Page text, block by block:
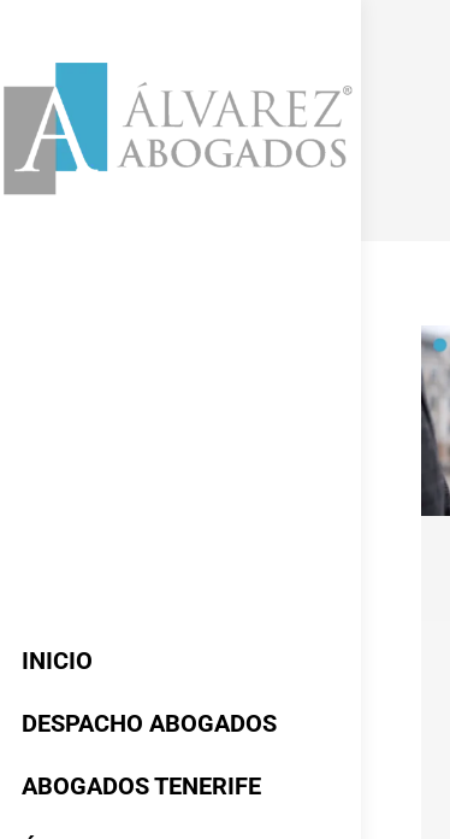
INICIO
DESPACHO ABOGADOS
ABOGADOS TENERIFE